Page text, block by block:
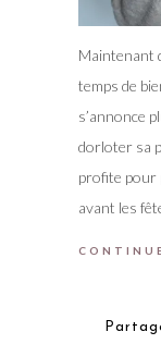
Maintenant
temps de
s’annonce
dorloter sa
profite pour
avant les